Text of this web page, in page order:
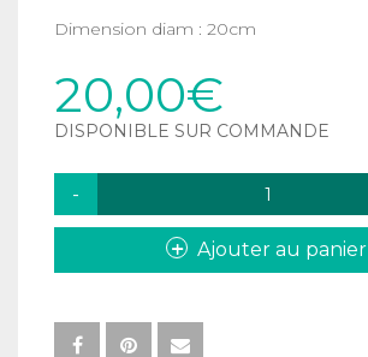
Dimension diam : 20cm
20,00€
DISPONIBLE SUR COMMANDE
DE
Ajouter au panier